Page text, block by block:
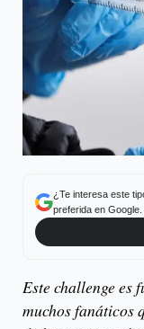
¿Te interesa este
preferida en Google.
Este challenge es
muchos fanáticos